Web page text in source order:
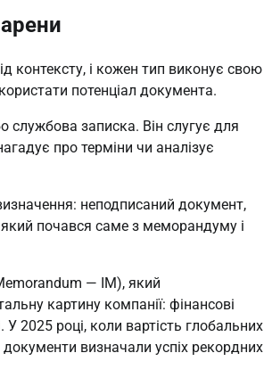
контексту, і кожен тип виконує свою
потенціал документа.
записка. Він слугує для
про терміни чи аналізує
неподписаний документ,
почався саме з меморандуму і
— IM), який
картину компанії: фінансові
2025 році, коли вартість глобальних
визначали успіх рекордних